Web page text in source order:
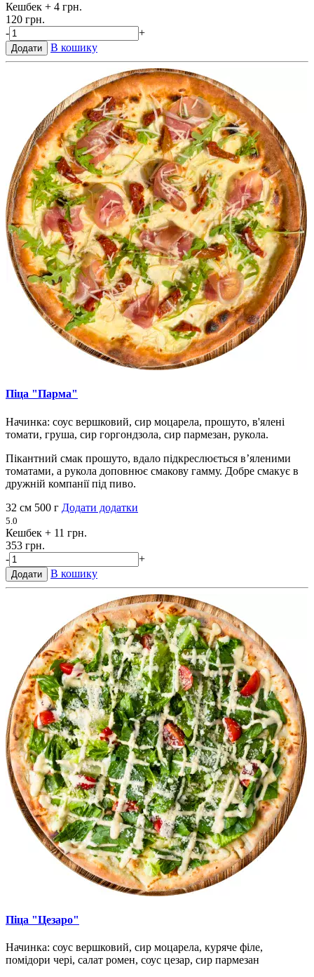
Кешбек + 4 грн.
120 грн.
-
+
Додати В кошику
Піца "Парма"
Начинка: соус вершковий, сир моцарела, прошуто, в'ялені
томати, груша, сир горгондзола, сир пармезан, рукола.
Пікантний смак прошуто, вдало підкреслюється в’яленими
томатами, а рукола доповнює смакову гамму. Добре смакує в
дружній компанії під пиво.
32 см 500 г Додати додатки
5.0
Кешбек + 11 грн.
353 грн.
-
+
Додати В кошику
Піца "Цезаро"
Начинка: соус вершковий, сир моцарела, куряче філе,
помідори чері, салат ромен, соус цезар, сир пармезан